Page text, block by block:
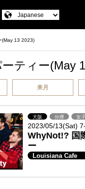
(May 13 2023)
ティー(May
来月
大阪 分煙 女
2023/05/13(Sat)
WhyNot!? 国
ー
Louisiana Cafe